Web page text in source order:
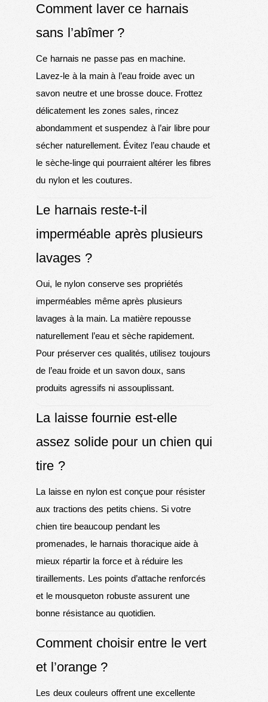
Comment laver ce harnais
sans l’abîmer ?
Ce harnais ne passe pas en machine.
Lavez-le à la main à l’eau froide avec un
savon neutre et une brosse douce. Frottez
délicatement les zones sales, rincez
abondamment et suspendez à l’air libre pour
sécher naturellement. Évitez l’eau chaude et
le sèche-linge qui pourraient altérer les fibres
du nylon et les coutures.
Le harnais reste-t-il
imperméable après plusieurs
lavages ?
Oui, le nylon conserve ses propriétés
imperméables même après plusieurs
lavages à la main. La matière repousse
naturellement l’eau et sèche rapidement.
Pour préserver ces qualités, utilisez toujours
de l’eau froide et un savon doux, sans
produits agressifs ni assouplissant.
La laisse fournie est-elle
assez solide pour un chien qui
tire ?
La laisse en nylon est conçue pour résister
aux tractions des petits chiens. Si votre
chien tire beaucoup pendant les
promenades, le harnais thoracique aide à
mieux répartir la force et à réduire les
tiraillements. Les points d’attache renforcés
et le mousqueton robuste assurent une
bonne résistance au quotidien.
Comment choisir entre le vert
et l’orange ?
Les deux couleurs offrent une excellente